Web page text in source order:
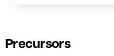
Precursors